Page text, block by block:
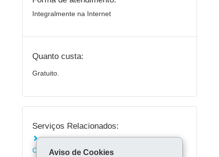
Integralmente na Internet
Quanto custa:
Gratuito.
Serviços Relacionados:
Consultar processo no Conselho de
Contribuintes e Recursos Fiscais - CCRF
Aviso de Cookies